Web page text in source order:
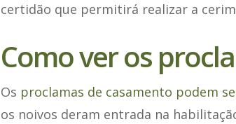
certidão que permitirá realizar a
Como ver os
Os proclamas de casamento podem
os noivos deram entrada na